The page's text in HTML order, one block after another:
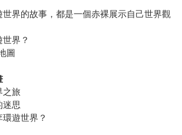
界的故事，都是一個赤裸展示自己世界觀
界？
圖
之旅
迷思
遊世界？